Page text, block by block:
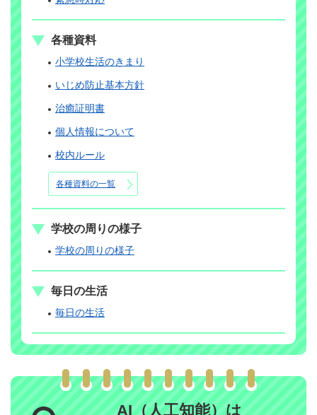
各種資料
小学校生活のきまり
いじめ防止基本方針
治癒証明書
個人情報について
校内ルール
各種資料の一覧
学校の周りの様子
学校の周りの様子
毎日の生活
毎日の生活
AI（人工知能）は